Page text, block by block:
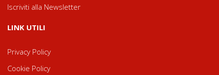
Iscriviti alla Newsletter
LINK UTILI
Privacy Policy
Cookie Policy